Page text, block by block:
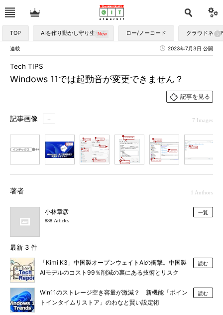
TOP AIを作り動かし守り生かす ロー/ノーコード クラウドネイ
連載 2023年7月3日 公開
Windows 11では起動音が変更できません？
Tech TIPS
記事を見る
記事画像 ＋ 7 Images
著者 1 Authors
小林章彦
888 Articles
一覧
最新 3 件
「Kimi K3」中国製オープンウェイトAIの衝撃。中国製
AIモデルのコスト99％削減の裏にある技術とリスク
読む
Win11のストレージ空き容量が激減？ 新機能「ポイン
トインタイムリストア」のわなと賢い設定術
読む